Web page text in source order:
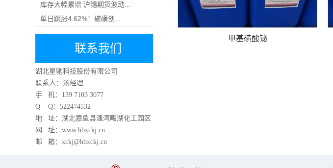
库存大幅累增 沪锡期货波动...
单日跳涨4.62%！硫磺创...
联系我们
湖北星驰科技股份有限公司
联系人：汤经理
手 机： 139 7103 3077
Q Q：522474532
地 址：湖北嘉鱼县潘湾畈湖化工园区
网 址： www.hbxckj.cn
邮 箱：xckj@hbxckj.cn
甲基磺酸铋